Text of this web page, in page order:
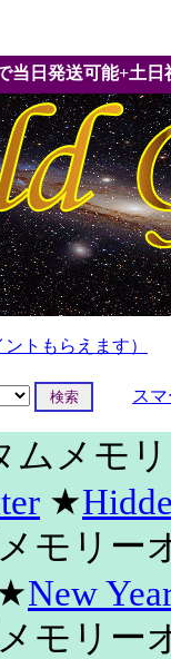
当日発送可能+土日
トもらえます）
ス
ムメモ
★
メモリー
New
メモリー